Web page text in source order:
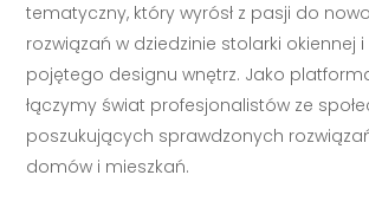
tematyczny, który wyrósł z pasji do
rozwiązań w dziedzinie stolarki okiennej
pojętego designu wnętrz. Jako
łączymy świat profesjonalistów ze
poszukujących sprawdzonych
domów i mieszkań.